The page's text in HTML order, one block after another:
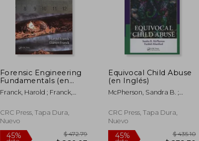
40%
dcto.
$ 154.64
$ 92.78
40%
dcto.
Forensic Engineering
Fundamentals (en
Inglés)
Franck, Harold ; Franck,
CRC Press, Tapa Dura,
Nuevo
Equivocal Child Abuse
(en Inglés)
McPherson, Sandra B. ;
CRC Press, Tapa Dura,
Nuevo